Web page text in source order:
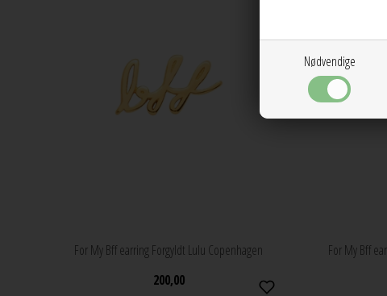
Nødvendige
For My Bff earring Forgyldt Lulu Copenhagen
200,00
For My Bff